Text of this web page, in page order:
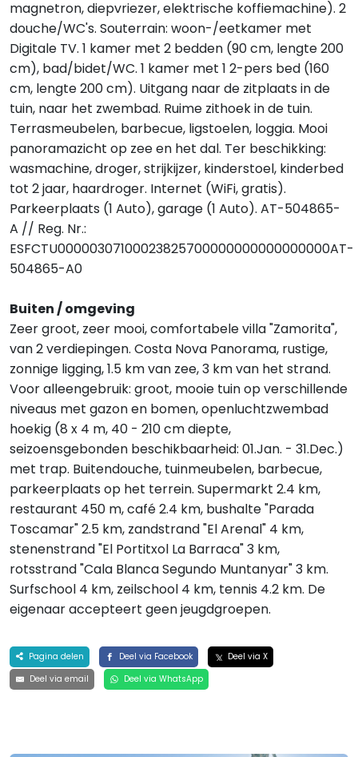
magnetron, diepvriezer, elektrische koffiemachine). 2
douche/WC's. Souterrain: woon-/eetkamer met
Digitale TV. 1 kamer met 2 bedden (90 cm, lengte 200
cm), bad/bidet/WC. 1 kamer met 1 2-pers bed (160
cm, lengte 200 cm). Uitgang naar de zitplaats in de
tuin, naar het zwembad. Ruime zithoek in de tuin.
Terrasmeubelen, barbecue, ligstoelen, loggia. Mooi
panoramazicht op zee en het dal. Ter beschikking:
wasmachine, droger, strijkijzer, kinderstoel, kinderbed
tot 2 jaar, haardroger. Internet (WiFi, gratis).
Parkeerplaats (1 Auto), garage (1 Auto). AT-504865-
A // Reg. Nr.:
ESFCTU00000307100023825700000000000000000AT-
504865-A0
Buiten / omgeving
Zeer groot, zeer mooi, comfortabele villa "Zamorita",
van 2 verdiepingen. Costa Nova Panorama, rustige,
zonnige ligging, 1.5 km van zee, 3 km van het strand.
Voor alleengebruik: groot, mooie tuin op verschillende
niveaus met gazon en bomen, openluchtzwembad
hoekig (8 x 4 m, 40 - 210 cm diepte,
seizoensgebonden beschikbaarheid: 01.Jan. - 31.Dec.)
met trap. Buitendouche, tuinmeubelen, barbecue,
parkeerplaats op het terrein. Supermarkt 2.4 km,
restaurant 450 m, café 2.4 km, bushalte "Parada
Toscamar" 2.5 km, zandstrand "El Arenal" 4 km,
stenenstrand "El Portitxol La Barraca" 3 km,
rotsstrand "Cala Blanca Segundo Muntanyar" 3 km.
Surfschool 4 km, zeilschool 4 km, tennis 4.2 km. De
eigenaar accepteert geen jeugdgroepen.
Pagina delen Deel via Facebook
Deel via X
Deel via email
Deel via WhatsApp